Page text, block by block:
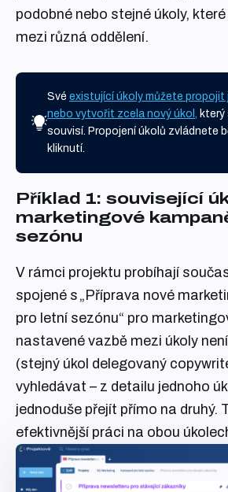
podobné nebo stejné úkoly,
mezi různá oddělení.
Své existující úkoly můžete propojit
nebo vytvořit zcela nový úkol, který
souvisí. Propojení úkolů zvládnete
kliknutí.
Příklad 1: související
marketingové
sezónu
V rámci projektu probíhají
spojené s „Příprava nové
pro letní sezónu“ pro
nastavené vazbě mezi úkoly
(stejný úkol delegovaný
vyhledávat – z detailu jednoho
jednoduše přejít přímo na druhý.
efektivnější práci na obou